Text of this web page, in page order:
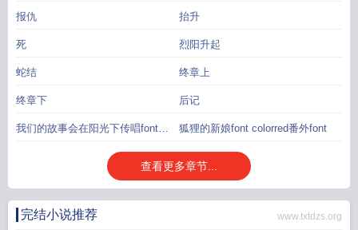
报仇 抬升
死 烈阳升起
蛇结 终章上
终章下 后记
我们的故事会在阳光下传唱font 狐狸的新娘font colorred番外font
查看更多章节...
完结小说推荐 www.txtdzs.org